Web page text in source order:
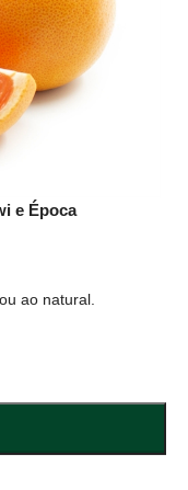
e Época
ao natural.